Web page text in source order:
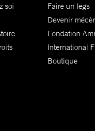
soi
Faire un legs
Devenir
Fondation
International
Boutique